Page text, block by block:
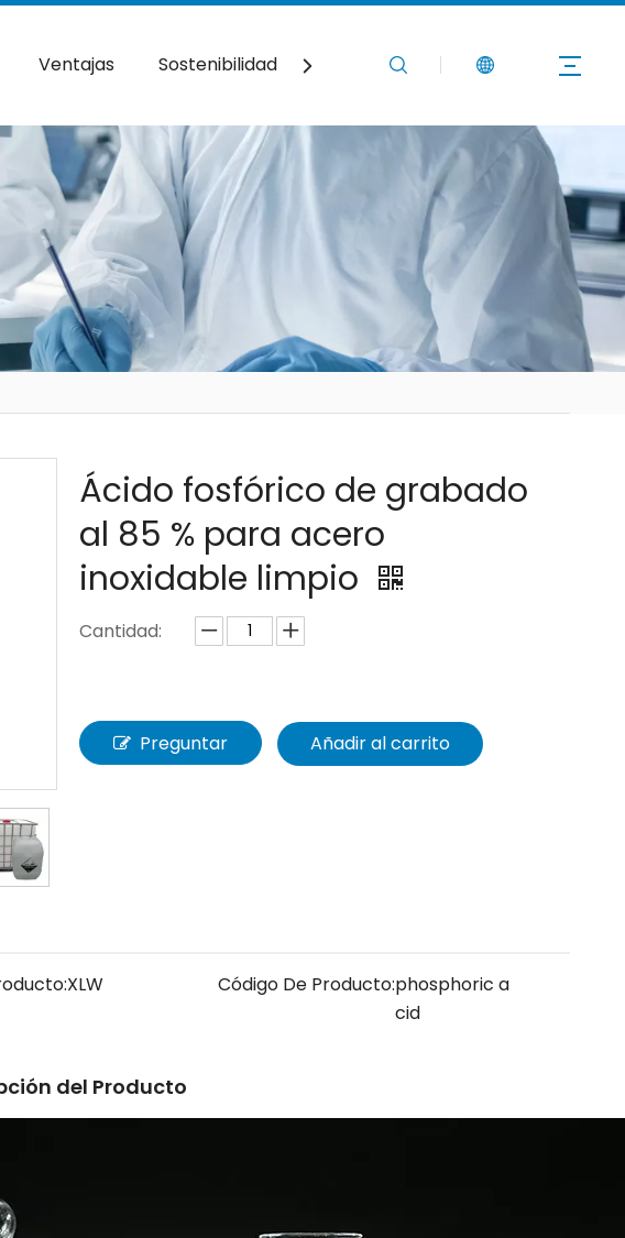
Ventajas Sostenibilidad Contáctenos
Ácido fosfórico de grabado
al 85 % para acero
inoxidable limpio
Cantidad:
Preguntar Añadir al carrito
XLW Código De Producto:phosphoric a
cid
del Producto